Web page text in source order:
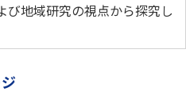
び地域研究の視点から探究し